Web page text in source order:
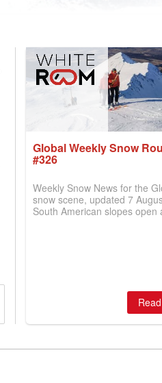
Global Weekly Snow
#326
Weekly Snow News for the
snow scene, updated 7
South American slopes open